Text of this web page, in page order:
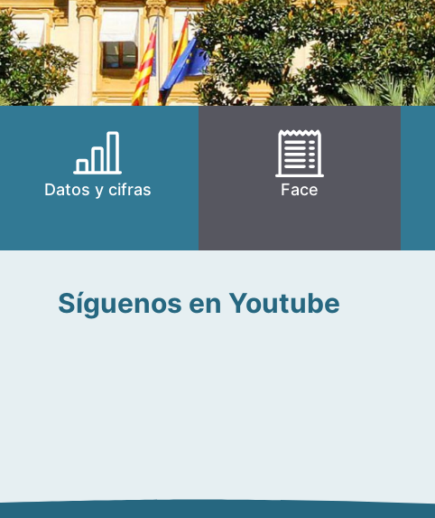
Datos y cifras Face
Síguenos en Youtube